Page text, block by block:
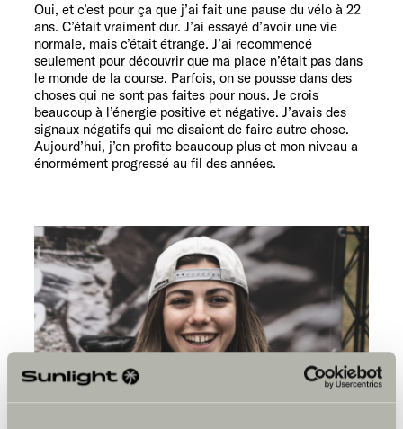
Oui, et c’est pour ça que j’ai fait une pause du vélo à 22
ans. C’était vraiment dur. J’ai essayé d’avoir une vie
normale, mais c’était étrange. J’ai recommencé
seulement pour découvrir que ma place n’était pas dans
le monde de la course. Parfois, on se pousse dans des
choses qui ne sont pas faites pour nous. Je crois
beaucoup à l’énergie positive et négative. J’avais des
signaux négatifs qui me disaient de faire autre chose.
Aujourd’hui, j’en profite beaucoup plus et mon niveau a
énormément progressé au fil des années.